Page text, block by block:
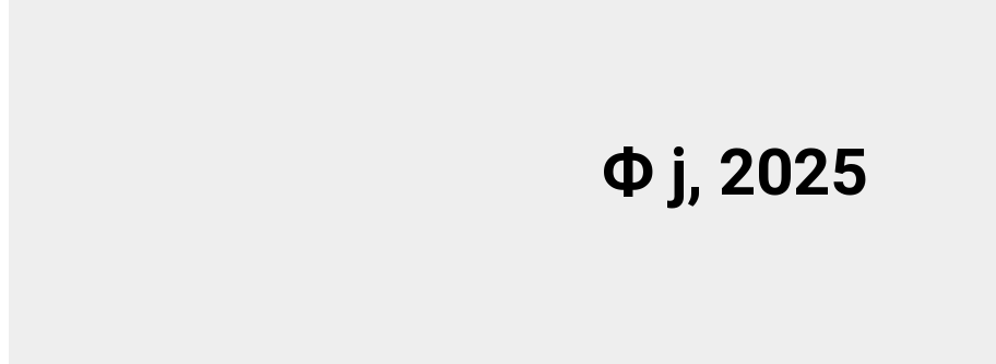
Ф ј, 2025